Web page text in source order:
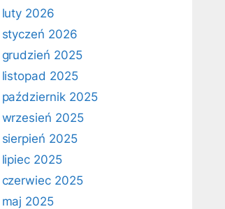
luty 2026
styczeń 2026
grudzień 2025
listopad 2025
październik 2025
wrzesień 2025
sierpień 2025
lipiec 2025
czerwiec 2025
maj 2025